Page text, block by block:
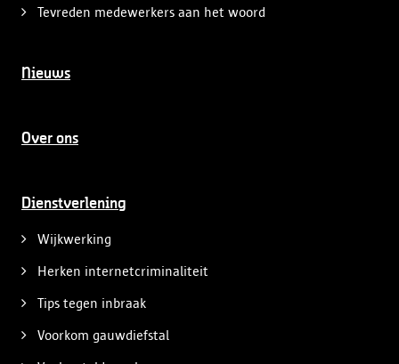
Tevreden medewerkers aan het woord
Nieuws
Over ons
Dienstverlening
Wijkwerking
Herken internetcriminaliteit
Tips tegen inbraak
Voorkom gauwdiefstal